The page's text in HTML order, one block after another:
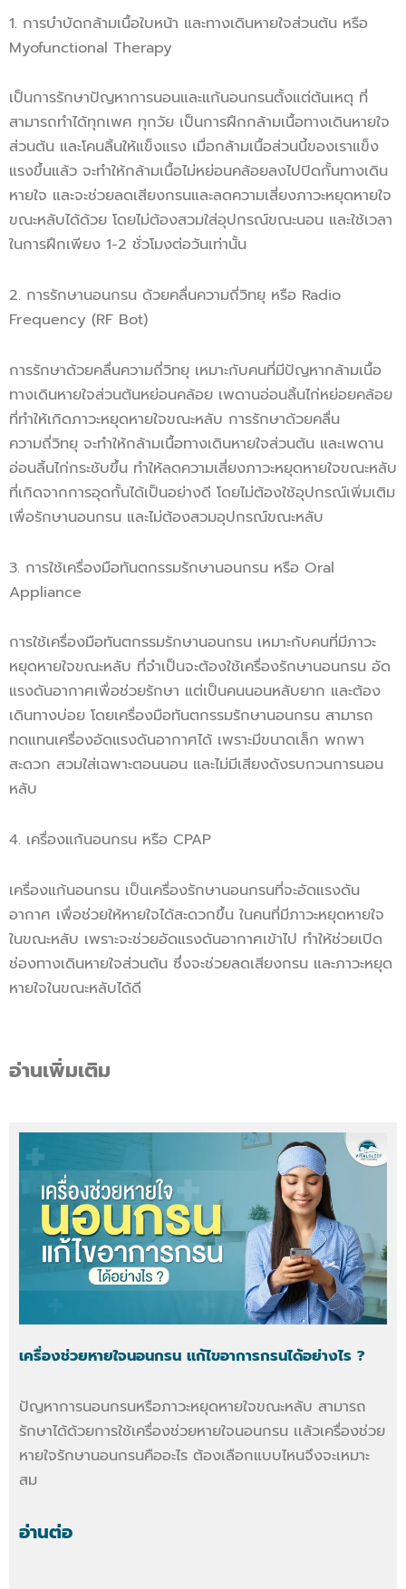
1. การบำบัดกล้ามเนื้อใบหน้า และทางเดินหายใจส่วนต้น หรือ
Myofunctional Therapy
เป็นการรักษาปัญหาการนอนและแก้นอนกรนตั้งแต่ต้นเหตุ ที่
สามารถทำได้ทุกเพศ ทุกวัย เป็นการฝึกกล้ามเนื้อทางเดินหายใจ
ส่วนต้น และโคนลิ้นให้แข็งแรง เมื่อกล้ามเนื้อส่วนนี้ของเราแข็ง
แรงขึ้นแล้ว จะทำให้กล้ามเนื้อไม่หย่อนคล้อยลงไปปิดกั้นทางเดิน
หายใจ และจะช่วยลดเสียงกรนและลดความเสี่ยงภาวะหยุดหายใจ
ขณะหลับได้ด้วย โดยไม่ต้องสวมใส่อุปกรณ์ขณะนอน และใช้เวลา
ในการฝึกเพียง 1-2 ชั่วโมงต่อวันเท่านั้น
2. การรักษานอนกรน ด้วยคลื่นความถี่วิทยุ หรือ Radio
Frequency (RF Bot)
การรักษาด้วยคลื่นความถี่วิทยุ เหมาะกับคนที่มีปัญหากล้ามเนื้อ
ทางเดินหายใจส่วนต้นหย่อนคล้อย เพดานอ่อนลิ้นไก่หย่อยคล้อย
ที่ทำให้เกิดภาวะหยุดหายใจขณะหลับ การรักษาด้วยคลื่น
ความถี่วิทยุ จะทำให้กล้ามเนื้อทางเดินหายใจส่วนต้น และเพดาน
อ่อนลิ้นไก่กระชับขึ้น ทำให้ลดความเสี่ยงภาวะหยุดหายใจขณะหลับ
ที่เกิดจากการอุดกั้นได้เป็นอย่างดี โดยไม่ต้องใช้อุปกรณ์เพิ่มเติม
เพื่อรักษานอนกรน และไม่ต้องสวมอุปกรณ์ขณะหลับ
3. การใช้เครื่องมือทันตกรรมรักษานอนกรน หรือ Oral
Appliance
การใช้เครื่องมือทันตกรรมรักษานอนกรน เหมาะกับคนที่มีภาวะ
หยุดหายใจขณะหลับ ที่จำเป็นจะต้องใช้เครื่องรักษานอนกรน อัด
แรงดันอากาศเพื่อช่วยรักษา แต่เป็นคนนอนหลับยาก และต้อง
เดินทางบ่อย โดยเครื่องมือทันตกรรมรักษานอนกรน สามารถ
ทดแทนเครื่องอัดแรงดันอากาศได้ เพราะมีขนาดเล็ก พกพา
สะดวก สวมใส่เฉพาะตอนนอน และไม่มีเสียงดังรบกวนการนอน
หลับ
4. เครื่องแก้นอนกรน หรือ CPAP
เครื่องแก้นอนกรน เป็นเครื่องรักษานอนกรนที่จะอัดแรงดัน
อากาศ เพื่อช่วยให้หายใจได้สะดวกขึ้น ในคนที่มีภาวะหยุดหายใจ
ในขณะหลับ เพราะจะช่วยอัดแรงดันอากาศเข้าไป ทำให้ช่วยเปิด
ช่องทางเดินหายใจส่วนต้น ซึ่งจะช่วยลดเสียงกรน และภาวะหยุด
หายใจในขณะหลับได้ดี
อ่านเพิ่มเติม
เครื่องช่วยหายใจนอนกรน เเก้ไขอาการกรนได้อย่างไร ?
ปัญหาการนอนกรนหรือภาวะหยุดหายใจขณะหลับ สามารถ
รักษาได้ด้วยการใช้เครื่องช่วยหายใจนอนกรน เเล้วเครื่องช่วย
หายใจรักษานอนกรนคืออะไร ต้องเลือกแบบไหนจึงจะเหมาะ
สม
อ่านต่อ